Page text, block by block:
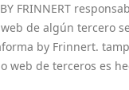
FRINNERT
de algún tercero
by Frinnert.
de terceros es